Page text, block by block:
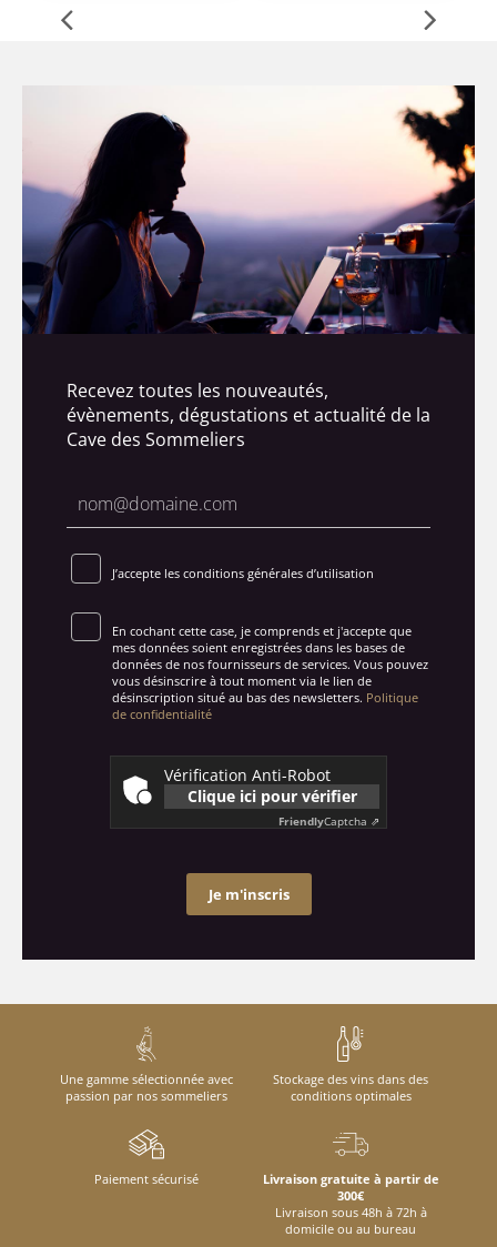
Recevez toutes les nouveautés,
évènements, dégustations et actualité de la
Cave des Sommeliers
J’accepte les conditions générales d’utilisation
En cochant cette case, je comprends et j'accepte que
mes données soient enregistrées dans les bases de
données de nos fournisseurs de services. Vous pouvez
vous désinscrire à tout moment via le lien de
désinscription situé au bas des newsletters. Politique
de confidentialité
Vérification Anti-Robot
Clique ici pour vérifier
FriendlyCaptcha ⇗
Je m'inscris
Une gamme sélectionnée avec
passion par nos sommeliers
Stockage des vins dans des
conditions optimales
Paiement sécurisé
Livraison gratuite à partir de
300€
Livraison sous 48h à 72h à
domicile ou au bureau